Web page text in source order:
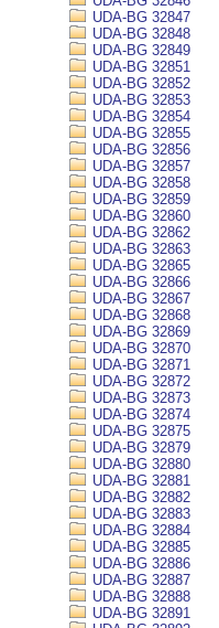
UDA-BG 32847
UDA-BG 32848
UDA-BG 32849
UDA-BG 32851
UDA-BG 32852
UDA-BG 32853
UDA-BG 32854
UDA-BG 32855
UDA-BG 32856
UDA-BG 32857
UDA-BG 32858
UDA-BG 32859
UDA-BG 32860
UDA-BG 32862
UDA-BG 32863
UDA-BG 32865
UDA-BG 32866
UDA-BG 32867
UDA-BG 32868
UDA-BG 32869
UDA-BG 32870
UDA-BG 32871
UDA-BG 32872
UDA-BG 32873
UDA-BG 32874
UDA-BG 32875
UDA-BG 32879
UDA-BG 32880
UDA-BG 32881
UDA-BG 32882
UDA-BG 32883
UDA-BG 32884
UDA-BG 32885
UDA-BG 32886
UDA-BG 32887
UDA-BG 32888
UDA-BG 32891